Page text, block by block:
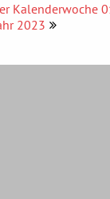
Kalenderwoche
2023